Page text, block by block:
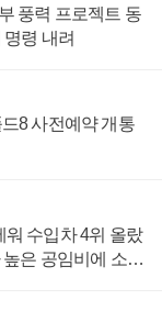
풍력 프로젝트 동
령 내려
8 사전예약 개통
워 수입차 4위 올랐
은 공임비에 소비